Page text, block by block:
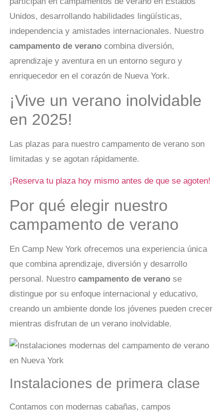
Unidos, desarrollando habilidades lingüísticas,
independencia y amistades internacionales. Nuestro
campamento de veranocombina diversión,
aprendizaje y aventura en un entorno seguro y
enriquecedor en el corazón de Nueva York.
¡Vive un verano inolvidable
en 2025!
Las plazas para nuestro campamento de verano son
limitadas y se agotan rápidamente.
¡Reserva tu plaza hoy mismo antes de que se agoten!
Por qué elegir nuestro
campamento de verano
En Camp New York ofrecemos una experiencia única
que combina aprendizaje, diversión y desarrollo
personal. Nuestro campamento de veranose
distingue por su enfoque internacional y educativo,
creando un ambiente donde los jóvenes pueden crecer
mientras disfrutan de un verano inolvidable.
Instalaciones de primera clase
Contamos con modernas cabañas, campos